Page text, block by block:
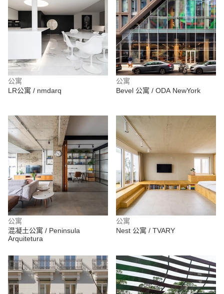
公寓
LR公寓 / nmdarq
公寓
Bevel 公寓 / ODA NewYork
公寓
混凝土公寓 / Peninsula
Arquitetura
公寓
Nest 公寓 / TVARY